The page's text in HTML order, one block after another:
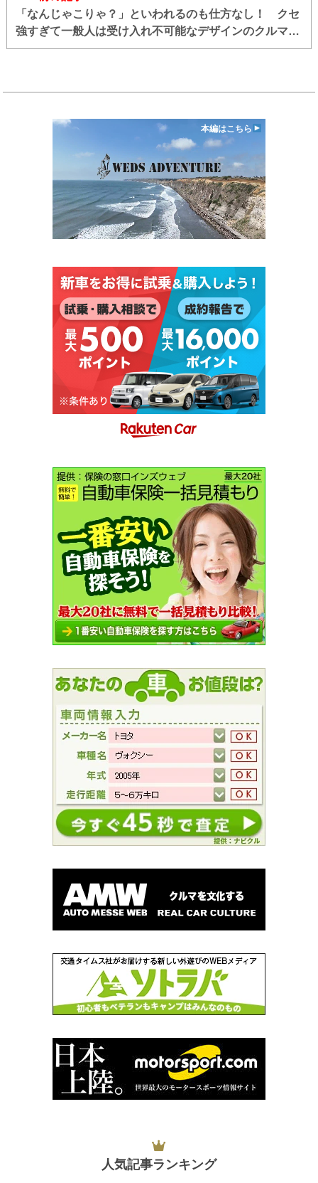
「なんじゃこりゃ？」といわれるのも仕方なし！ クセ
強すぎて一般人は受け入れ不可能なデザインのクルマ４
選
本編はこちら
人気記事ランキング